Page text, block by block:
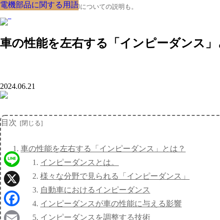
クルマの大辞典、購入･売却についての説明も。
車の性能を左右する「インピーダンス
電機部品に関する用語
2024.06.21
目次
車の性能を左右する「インピーダンス」とは？
インピーダンスとは。
様々な分野で見られる「インピーダンス」
自動車におけるインピーダンス
インピーダンスが車の性能に与える影響
インピーダンスを調整する技術
電機部品に関する用語
電機部品に関する用語
電機部品に関する用語
電機部品に関する用語
電機部品に関する用語
電機部品に関する用語
電機部品に関する用語
電機部品に関する用語
Line
X
Facebook